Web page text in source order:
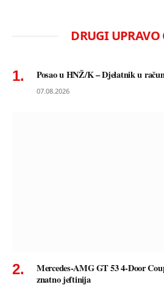
DRUGI UPRAVO
Posao u HNŽ/K – Djelatnik u
07.08.2026
Mercedes-AMG GT 53 4-Door
znatno jeftinija